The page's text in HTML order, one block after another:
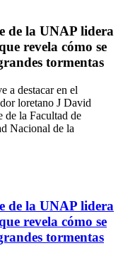
de la UNAP lidera
revela cómo se
tormentas
a destacar en el
loretano J David
de la Facultad de
Nacional de la
de la UNAP lidera
revela cómo se
tormentas